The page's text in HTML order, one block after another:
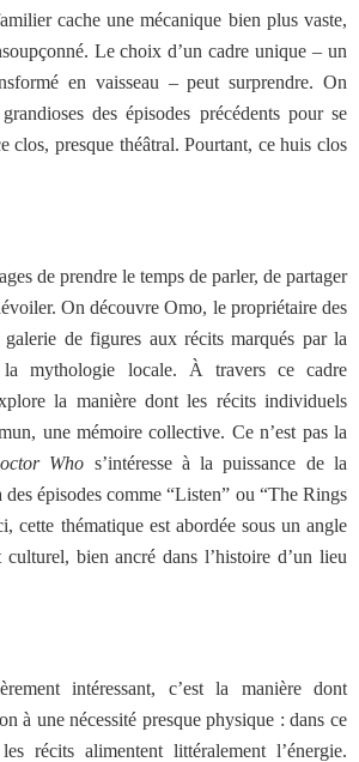
cache une mécanique bien plus vaste,
Le choix d’un cadre unique – un
en vaisseau – peut surprendre. On
des épisodes précédents pour se
clos, presque théâtral. Pourtant, ce huis clos
de prendre le temps de parler, de partager
On découvre Omo, le propriétaire des
de figures aux récits marqués par la
mythologie locale. À travers ce cadre
la manière dont les récits individuels
une mémoire collective. Ce n’est pas la
Who s’intéresse à la puissance de la
épisodes comme “Listen” ou “The Rings
cette thématique est abordée sous un angle
bien ancré dans l’histoire d’un lieu
intéressant, c’est la manière dont
à une nécessité presque physique : dans ce
les récits alimentent littéralement l’énergie.